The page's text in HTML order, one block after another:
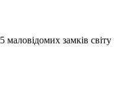
5 маловідомих замків світу